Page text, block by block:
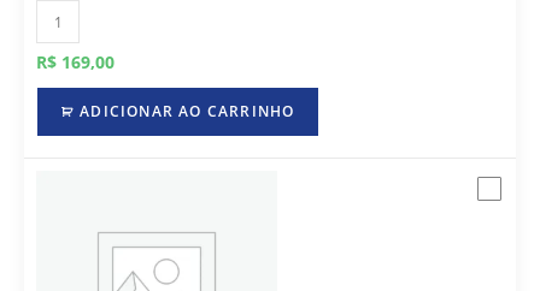
R$ 169,00
ADICIONAR AO CARRINHO